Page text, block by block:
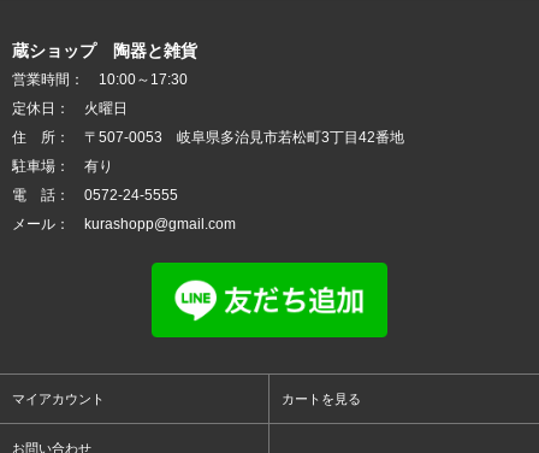
蔵ショップ 陶器と雑貨
営業時間： 10:00～17:30
定休日： 火曜日
住 所： 〒507-0053 岐阜県多治見市若松町3丁目42番地
駐車場： 有り
電 話： 0572-24-5555
メール： kurashopp@gmail.com
マイアカウント カートを見る
お問い合わせ